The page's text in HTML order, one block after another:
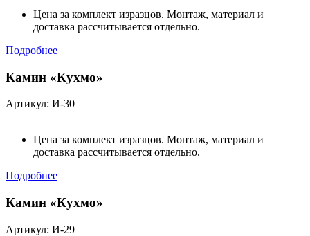
Цена за комплект изразцов. Монтаж, материал и
доставка рассчитывается отдельно.
Подробнее
Камин «Кухмо»
Артикул: И-30
Цена за комплект изразцов. Монтаж, материал и
доставка рассчитывается отдельно.
Подробнее
Камин «Кухмо»
Артикул: И-29